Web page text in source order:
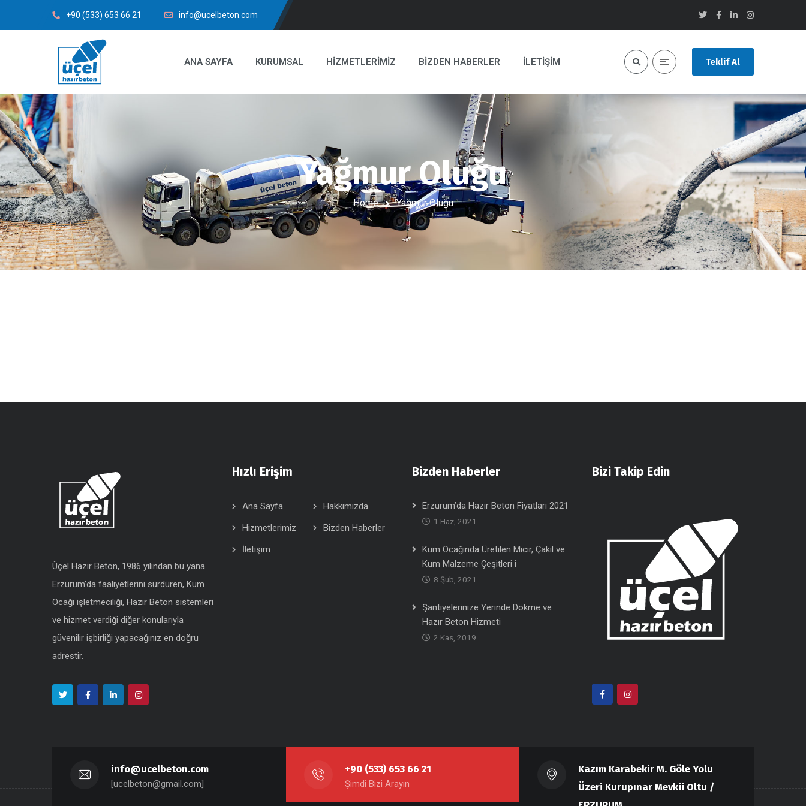
+90 (533) 653 66 21 info@ucelbeton.com
Teklif Al
ANA SAYFA KURUMSAL HIZMETLERIMIZ BIZDEN HABERLER İLETIŞIM
Yağmur Oluğu
Home Yağmur Oluğu
Üçel Hazır Beton, 1986 yılından bu yana
Erzurum’da faaliyetlerini sürdüren, Kum
Ocağı işletmeciliği, Hazır Beton sistemleri
ve hizmet verdiği diğer konularıyla
güvenilir işbirliği yapacağınız en doğru
adrestir.
Hızlı Erişim
Ana Sayfa
Hakkımızda
Hizmetlerimiz
Bizden Haberler
İletişim
Bizden Haberler
Erzurum’da Hazır Beton Fiyatları 2021
1 Haz, 2021
Kum Ocağında Üretilen Mıcır, Çakıl ve
Kum Malzeme Çeşitleri i
8 Şub, 2021
Şantiyelerinize Yerinde Dökme ve
Hazır Beton Hizmeti
2 Kas, 2019
Bizi Takip Edin
info@ucelbeton.com
[ucelbeton@gmail.com]
+90 (533) 653 66 21
Şimdi Bizi Arayın
Kazım Karabekir M. Göle Yolu
Üzeri Kurupınar Mevkii Oltu /